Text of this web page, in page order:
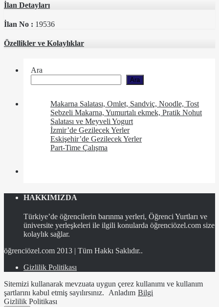
İlan Detayları
İlan No : 19536
Özellikler ve Kolaylıklar
Ara
Ara
Makarna Salatası, Omlet, Sandviç, Noodle, Tost
Sebzeli Makarna, Yumurtalı ekmek, Pratik Nohut
Salatası ve Meyveli Yogurt
İzmir’de Gezilecek Yerler
Eskişehir’de Gezilecek Yerler
Part-Time Çalışma
HAKKIMIZDA
Türkiye’de öğrencilerin barınma yerleri, Öğrenci Yurtları ve
üniversite yerleşkeleri ile ilgili konularda öğrenciözel.com size
kolaylık sağlar.
öğrenciözel.com 2013 | Tüm Hakkı Saklıdır..
Gizlilik Politikası
Sitemizi kullanarak mevzuata uygun çerez kullanımı ve kullanım
şartlarını kabul etmiş sayılırsınız.
Anladım Bilgi
Gizlilik Politikası